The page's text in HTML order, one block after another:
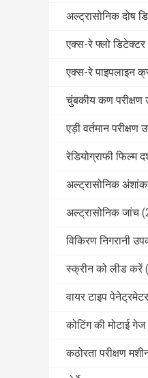
अल्ट्रासोनिक दोष
एक्स-रे फ्लो डिटेक्टर
एक्स-रे पाइपलाइन
चुंबकीय कण
एड़ी वर्तमान परीक्षण
रेडियोग्राफी फिल्म
अल्ट्रासोनिक
अल्ट्रासोनिक जांच
विकिरण निगरानी
स्क्रीन को लीड करें
वायर टाइप पेनेट्रमेटर
कोटिंग की मोटाई गेज
कठोरता परीक्षण